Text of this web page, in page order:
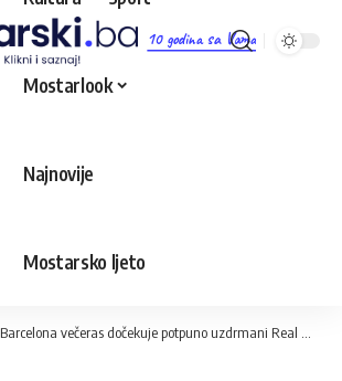
10 godina sa Vama
Mostarlook
Najnovije
Mostarsko ljeto
Barcelona večeras dočekuje potpuno uzdrmani Real Madrid